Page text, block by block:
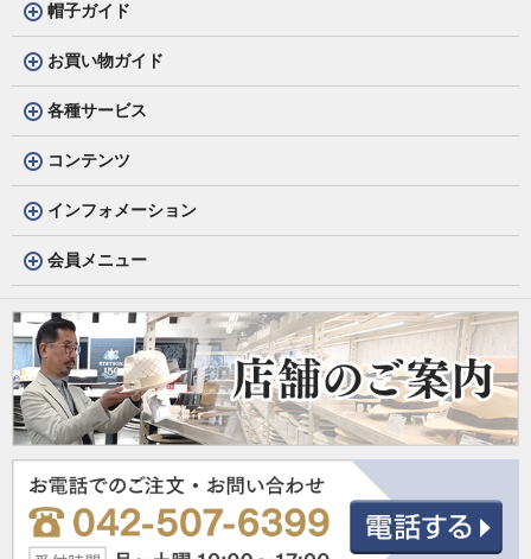
帽子ガイド
お買い物ガイド
各種サービス
コンテンツ
インフォメーション
会員メニュー